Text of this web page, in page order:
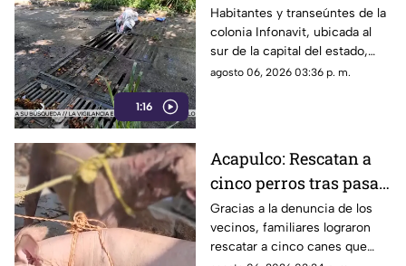
1:16
alcantarilla en la
colonia Infonavit de
Chilpancingo
Habitantes y transeúntes de la
colonia Infonavit, ubicada al
sur de la capital del estado,
denunciaron la falta de
señalando que representa un
peligro constante ante el inicio
de la temporada de lluvias y el
próximo regreso a clases.
agosto 06, 2026 03:36 p. m.
Acapulco: Rescatan a
cinco perros tras pasar
seis días encerrados
por el fallecimiento de
su dueño
Gracias a la denuncia de los
vecinos, familiares lograron
rescatar a cinco canes que